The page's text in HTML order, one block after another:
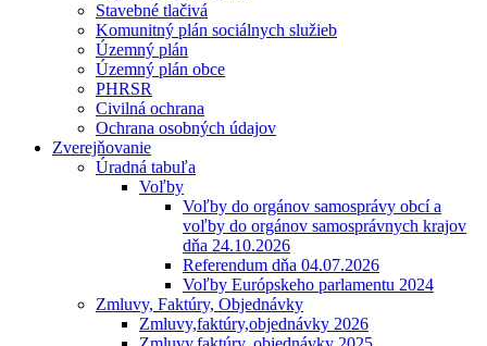
Stavebné tlačivá
Komunitný plán sociálnych služieb
Územný plán
Územný plán obce
PHRSR
Civilná ochrana
Ochrana osobných údajov
Zverejňovanie
Úradná tabuľa
Voľby
Voľby do orgánov samosprávy obcí a
voľby do orgánov samosprávnych krajov
dňa 24.10.2026
Referendum dňa 04.07.2026
Voľby Európskeho parlamentu 2024
Zmluvy, Faktúry, Objednávky
Zmluvy,faktúry,objednávky 2026